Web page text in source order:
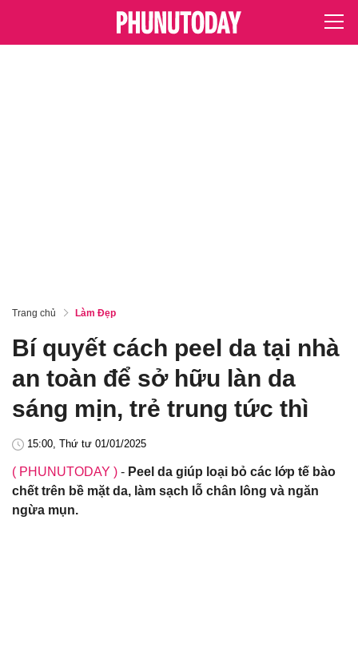
Trang chủ Làm Đẹp
Bí quyết cách peel da tại nhà
an toàn để sở hữu làn da
sáng mịn, trẻ trung tức thì
15:00, Thứ tư 01/01/2025
( PHUNUTODAY ) - Peel da giúp loại bỏ các lớp tế bào
chết trên bề mặt da, làm sạch lỗ chân lông và ngăn
ngừa mụn.